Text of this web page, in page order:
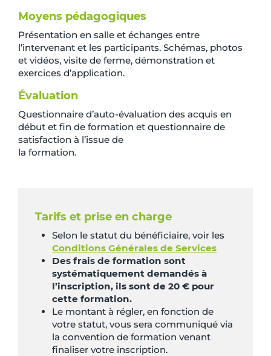
Moyens pédagogiques
Présentation en salle et échanges entre
l’intervenant et les participants. Schémas, photos
et vidéos, visite de ferme, démonstration et
exercices d’application.
Évaluation
Questionnaire d’auto-évaluation des acquis en
début et fin de formation et questionnaire de
satisfaction à l’issue de
la formation.
Tarifs et prise en charge
Selon le statut du bénéficiaire, voir les
Conditions Générales de Services
Des frais de formation sont
systématiquement demandés à
l’inscription, ils sont de 20 € pour
cette formation.
Le montant à régler, en fonction de
votre statut, vous sera communiqué via
la convention de formation venant
finaliser votre inscription.